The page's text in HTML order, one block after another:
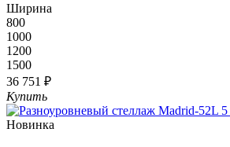
Ширина
800
1000
1200
1500
36 751 ₽
Купить
Новинка